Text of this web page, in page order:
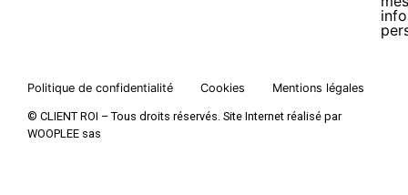
Politique de confidentialité Cookies Mentions légales
© CLIENT ROI – Tous droits réservés. Site Internet réalisé par
WOOPLEE sas